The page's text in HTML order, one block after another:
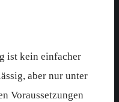
ist kein einfacher
aber nur unter
Voraussetzungen